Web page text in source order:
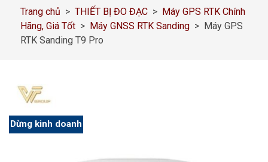
Trang chủ > THIẾT BỊ ĐO ĐẠC > Máy GPS RTK Chính
Hãng, Giá Tốt > Máy GNSS RTK Sanding > Máy GPS
RTK Sanding T9 Pro
Dừng kinh doanh